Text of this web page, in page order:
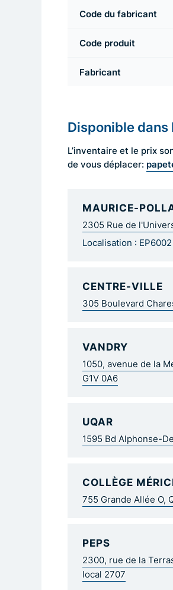
Code du fabricant
Code produit
Fabricant
Disponible
L’inventaire et le prix
de vous déplacer:
MAURICE-
2305 Rue de
Localisation : EP6002
CENTRE-VILLE
305 Boulevard
VANDRY
1050, avenue de la
G1V 0A6
UQAR
1595 Bd Alphonse-
COLLÈGE
755 Grande Allée O,
PEPS
2300, rue de la
local 2707